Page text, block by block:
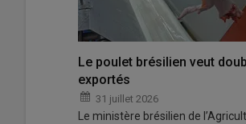
Olivier Le Gal, installé à
© A. Puybasset
À Moustoir-Ac dans le
Le poulet brésilien veut
exportés
31 juillet 2026
Le ministère brésilien de